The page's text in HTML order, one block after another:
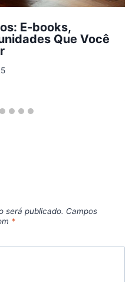
E-books,
Que Você
será publicado. Campos
*